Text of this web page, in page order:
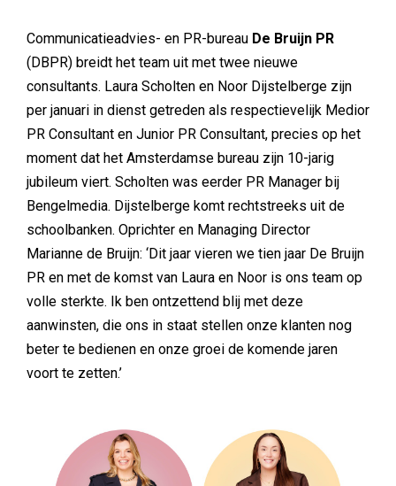
Communicatieadvies- en PR-bureau De Bruijn PR
(DBPR) breidt het team uit met twee nieuwe
consultants. Laura Scholten en Noor Dijstelberge zijn
per januari in dienst getreden als respectievelijk Medior
PR Consultant en Junior PR Consultant, precies op het
moment dat het Amsterdamse bureau zijn 10-jarig
jubileum viert. Scholten was eerder PR Manager bij
Bengelmedia. Dijstelberge komt rechtstreeks uit de
schoolbanken. Oprichter en Managing Director
Marianne de Bruijn: ‘Dit jaar vieren we tien jaar De Bruijn
PR en met de komst van Laura en Noor is ons team op
volle sterkte. Ik ben ontzettend blij met deze
aanwinsten, die ons in staat stellen onze klanten nog
beter te bedienen en onze groei de komende jaren
voort te zetten.’